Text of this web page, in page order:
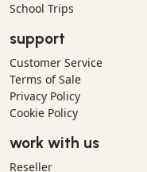
School Trips
support
Customer Service
Terms of Sale
Privacy Policy
Cookie Policy
work with us
Reseller